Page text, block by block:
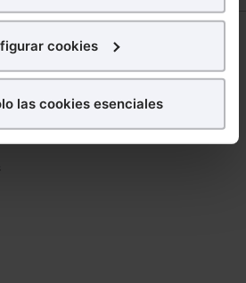
publicidad y contenidos de tu
las esenciales
aquellas imprescindibles.
que quieras permitir en tu
ninguna utilizaremos
para la navegación.
cookies
las cookies esenciales